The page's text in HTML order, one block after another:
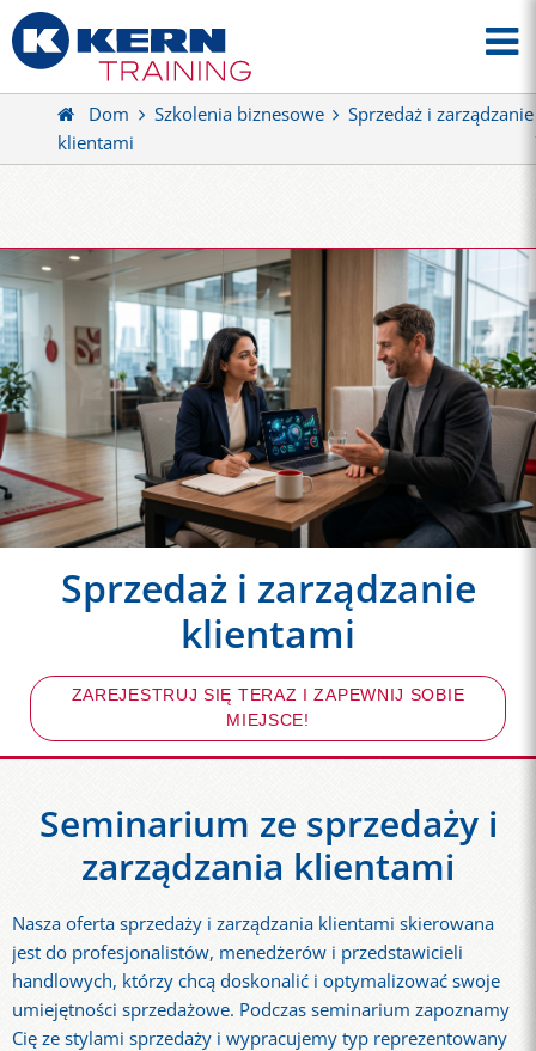
Dom Szkolenia biznesowe
Sprzedaż i zarządzanie
klientami
Sprzedaż i zarządzanie
klientami
ZAREJESTRUJ SIĘ TERAZ I ZAPEWNIJ SOBIE
MIEJSCE!
Seminarium ze sprzedaży i
zarządzania klientami
Nasza oferta sprzedaży i zarządzania klientami skierowana
jest do profesjonalistów, menedżerów i przedstawicieli
handlowych, którzy chcą doskonalić i optymalizować swoje
umiejętności sprzedażowe. Podczas seminarium zapoznamy
Cię ze stylami sprzedaży i wypracujemy typ reprezentowany